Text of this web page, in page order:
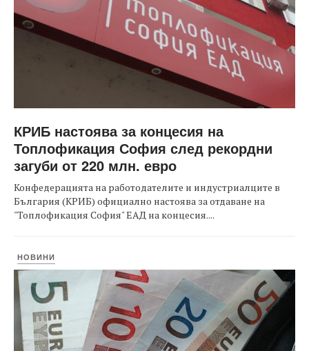
КРИБ настоява за концесия на
Топлофикация София след рекордни
загуби от 220 млн. евро
Конфедерацията на работодателите и индустриалците в
България (КРИБ) официално настоява за отдаване на
"Топлофикация София" ЕАД на концесия....
НОВИНИ